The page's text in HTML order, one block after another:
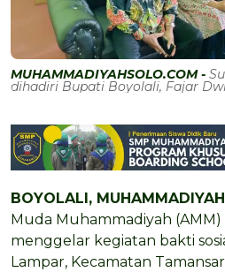
MUHAMMADIYAHSOLO.COM -
dihadiri Bupati Boyolali, Fajar
BOYOLALI,
Muda Muhammadiyah
menggelar kegiatan bakti
Lampar, Kecamatan